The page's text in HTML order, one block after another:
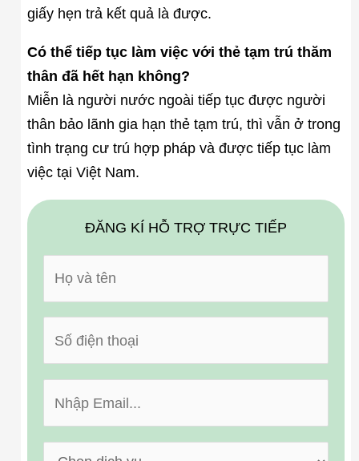
giấy hẹn trả kết quả là được.
Có thể tiếp tục làm việc với thẻ tạm trú thăm
thân đã hết hạn không?
Miễn là người nước ngoài tiếp tục được người
thân bảo lãnh gia hạn thẻ tạm trú, thì vẫn ở trong
tình trạng cư trú hợp pháp và được tiếp tục làm
việc tại Việt Nam.
ĐĂNG KÍ HỖ TRỢ TRỰC TIẾP